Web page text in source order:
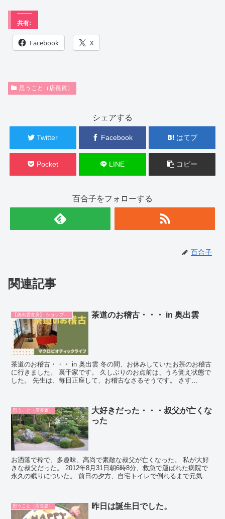
共有:
Facebook X
思うこと（店長篇）
シェアする
Twitter Facebook はてブ
Pocket LINE コピー
百合子をフォローする
百合子
関連記事
茶道のお稽古・・・ in 奥出雲
茶道のお稽古・・・ in 奥出雲 冬の間、お休みしていたお茶のお稽古
に行きました。 裏千家です。 久しぶりのお点前は、うろ覚え状態で
した。 先生は、毎日正座して、お稽古なさるそうです。 さす
思うこと（店長篇）
大好きだった・・・叔父が亡くな
った
お洒落で粋で、多趣味、高尚で素敵な叔父が亡くなった。 私が大好
きな叔父だった。 2012年8月31日朝6時8分、救急で運ばれた病院で
永久の眠りについた。 前日の夕方、自宅トイレで倒れるまで元気だ
思うこと（店長篇） 昨日は誕生日でした。